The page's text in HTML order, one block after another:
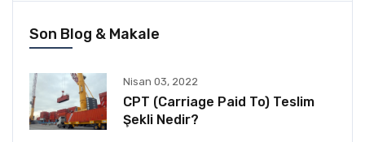
Son Blog & Makale
Nisan 03, 2022
CPT (Carriage Paid To) Teslim
Şekli Nedir?